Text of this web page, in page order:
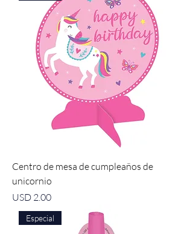
Centro de mesa de cumpleaños de
unicornio
Precio
USD 2.00
Especial